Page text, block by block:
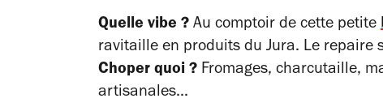
Quelle vibe ? Au comptoir de cette petite
ravitaille en produits du Jura. Le repaire
Choper quoi ? Fromages, charcutaille,
artisanales...